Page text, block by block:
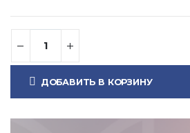
ДОБАВИТЬ В КОРЗИНУ